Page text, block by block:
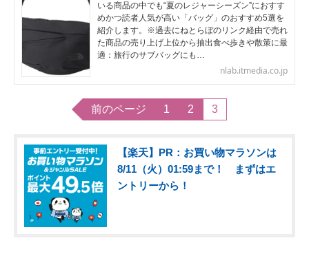
いる商品の中でも“夏のレジャーシーズン”におすす
めかつ読者人気が高い「バッグ」のおすすめ5選を
紹介します。※過去にねとらぼのリンク経由で売れ
た商品の売り上げ上位から抽出食べ歩きや散策に最
適：旅行のサブバッグにも…
nlab.itmedia.co.jp
前のページ 1 2 3
【楽天】PR：お買い物マラソンは
8/11（火）01:59まで！ まずはエ
ントリーから！